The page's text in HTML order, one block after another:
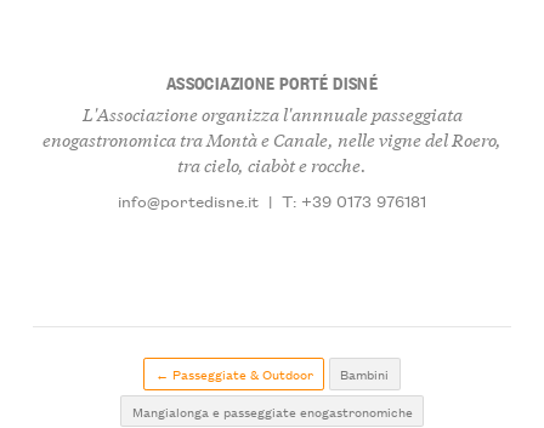
ASSOCIAZIONE PORTÉ DISNÉ
L'Associazione organizza l'annnuale passeggiata
enogastronomica tra Montà e Canale, nelle vigne del Roero,
tra cielo, ciabòt e rocche.
info@portedisne.it | T: +39 0173 976181
← Passeggiate & Outdoor
Bambini
Mangialonga e passeggiate enogastronomiche